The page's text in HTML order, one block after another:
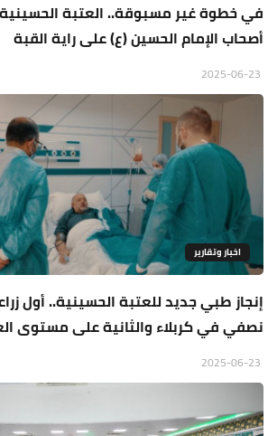
في خطوة غير مسبوقة.. العتبة
أصحاب الإمام الحسين (ع) على راية القبة
اخبار وتقارير
إنجاز طبي جديد للعتبة الحسينية.. أول
نصفي في كربلاء والثانية على مستوى